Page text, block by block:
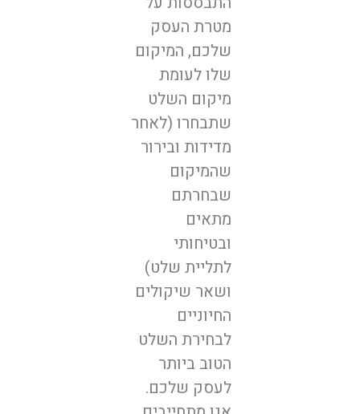
מטרת העסק
שלכם, המיקום
שלו לעומת
מיקום השלט
שתבחרו (לאחר
מדידות ובירור
שהמיקום
שבחרתם
מתאים
ובטיחותי
לתליית שלט)
ושאר שיקולים
החיוניים
לבחירת השלט
הטוב ביותר
לעסק שלכם.